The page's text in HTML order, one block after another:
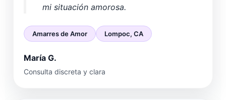
mi situación amorosa.
Amarres de Amor Lompoc, CA
María G.
Consulta discreta y clara